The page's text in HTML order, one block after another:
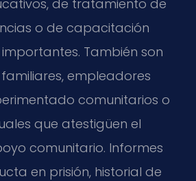
de tratamiento de
o de capacitación
También son
empleadores
comunitarios o
que atestigüen el
comunitario. Informes
en prisión, historial de